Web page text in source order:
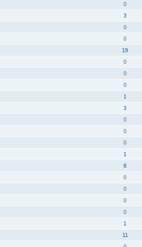
0
3
0
0
19
0
0
0
1
3
0
0
0
1
8
0
0
0
0
1
11